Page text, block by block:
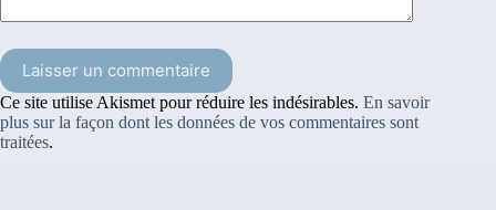
Laisser un commentaire
Ce site utilise Akismet pour réduire les indésirables. En savoir
plus sur la façon dont les données de vos commentaires sont
traitées.